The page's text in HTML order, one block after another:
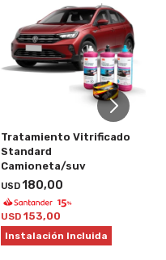
Tratamiento Vitrificado
Standard
Camioneta/suv
USD180,00
USD 153,00
Instalación Incluida